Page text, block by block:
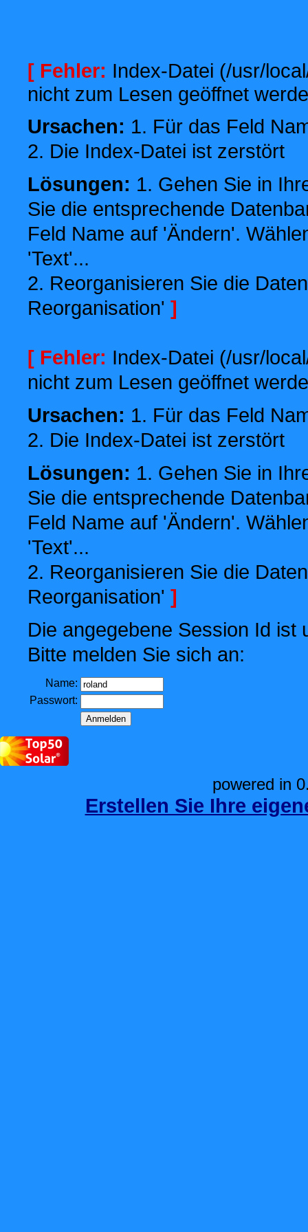
[ Fehler: Index-Datei (/usr/
nicht zum Lesen geöffnet
Ursachen: 1. Für das Feld
2. Die Index-Datei ist zerstört
Lösungen: 1. Gehen Sie in
Sie die entsprechende
Feld Name auf 'Ändern'.
'Text'...
2. Reorganisieren Sie die
Reorganisation' ]
[ Fehler: Index-Datei (/usr/
nicht zum Lesen geöffnet
Ursachen: 1. Für das Feld
2. Die Index-Datei ist zerstört
Lösungen: 1. Gehen Sie in
Sie die entsprechende
Feld Name auf 'Ändern'.
'Text'...
2. Reorganisieren Sie die
Reorganisation' ]
Die angegebene Session Id ist
Bitte melden Sie sich an:
Name:
Passwort:
powered in
Erstellen Sie Ihre